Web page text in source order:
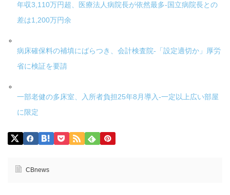
年収3,110万円超、医療法人病院長が依然最多-国立病院長との
差は1,200万円余
病床確保料の補填にばらつき、会計検査院-「設定適切か」厚労
省に検証を要請
一部老健の多床室、入所者負担25年8月導入-一定以上広い部屋
に限定
CBnews